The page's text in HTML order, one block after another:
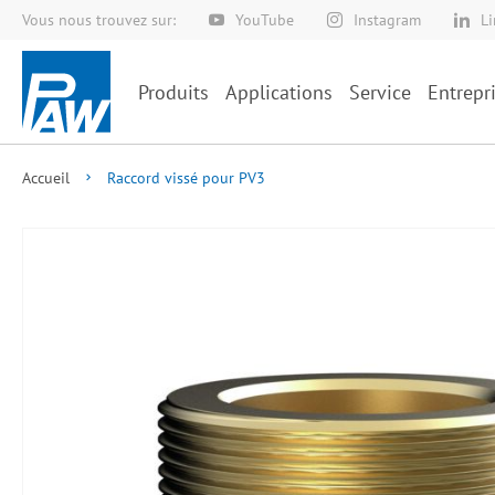
Vous nous trouvez sur: YouTube Instagram
Allez
au
contenu
Produits Applications Service
Accueil Raccord vissé pour PV3